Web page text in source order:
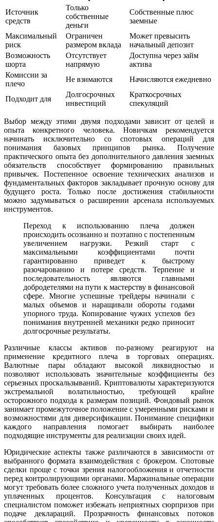
Источник
средств
Только
собственные
деньги
Собственные плюс
заемные
Максимальный
риск
Ограничен
размером вклада
Может превысить
начальный депозит
Возможность
шорта
Отсутствует
напрямую
Доступна через займ
актива
Комиссии за
плечо
Не взимаются Начисляются ежедневно
Подходит для
Долгосрочных
инвестиций
Краткосрочных
спекуляций
Выбор между этими двумя подходами зависит от целей и
опыта конкретного человека. Новичкам рекомендуется
начинать исключительно со спотовых операций для
понимания базовых принципов рынка. Получение
практического опыта без дополнительного давления заемных
обязательств способствует формированию правильных
привычек. Постепенное освоение технических анализов и
фундаментальных факторов закладывает прочную основу для
будущего роста. Только после достижения стабильности
можно задумываться о расширении арсенала используемых
инструментов.
Переход к использованию плеча должен
происходить осознанно и поэтапно с постепенным
увеличением нагрузки. Резкий старт с
максимальными коэффициентами почти
гарантированно приведет к быстрому
разочарованию и потере средств. Терпение и
последовательность являются главными
добродетелями на пути к мастерству в финансовой
сфере. Многие успешные трейдеры начинали с
малых объемов и наращивали обороты годами
упорного труда. Копирование чужих успехов без
понимания внутренней механики редко приносит
долгосрочные результаты.
Различные классы активов по-разному реагируют на
применение кредитного плеча в торговых операциях.
Валютные пары обладают высокой ликвидностью и
позволяют использовать значительные коэффициенты без
серьезных проскальзываний. Криптовалюты характеризуются
экстремальной волатильностью, требующей крайне
осторожного подхода к размерам позиций. Фондовый рынок
занимает промежуточное положение с умеренными рисками и
возможностями для диверсификации. Понимание специфики
каждого направления помогает выбирать наиболее
подходящие инструменты для реализации своих идей.
Юридические аспекты также различаются в зависимости от
выбранного формата взаимодействия с брокером. Спотовые
сделки проще с точки зрения налогообложения и отчетности
перед контролирующими органами. Маржинальные операции
могут требовать более сложного учета полученных доходов и
уплаченных процентов. Консультация с налоговым
специалистом поможет избежать неприятных сюрпризов при
подаче деклараций. Прозрачность финансовых потоков